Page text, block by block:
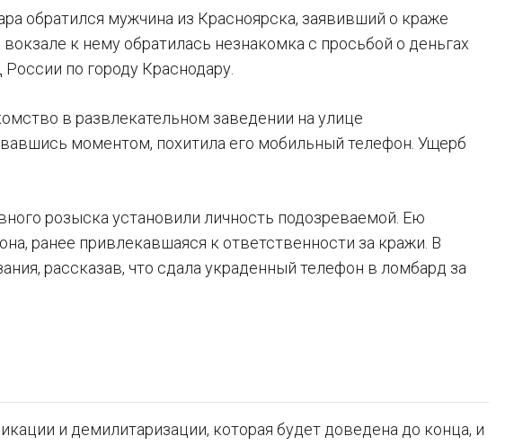
обратился мужчина из Красноярска, заявивший о краже
к нему обратилась незнакомка с просьбой о деньгах
по городу Краснодару.
в развлекательном заведении на улице
моментом, похитила его мобильный телефон. Ущерб
розыска установили личность подозреваемой. Ею
ранее привлекавшаяся к ответственности за кражи. В
рассказав, что сдала украденный телефон в ломбард за
и демилитаризации, которая будет доведена до конца, и